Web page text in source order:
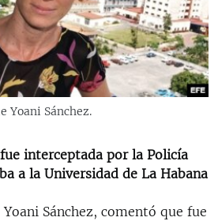
EN CUBA
EN AMÉRICA LATINA
Yoani Sánchez.
interceptada por la Policía
a la Universidad de La Habana
Sánchez, comentó que fue